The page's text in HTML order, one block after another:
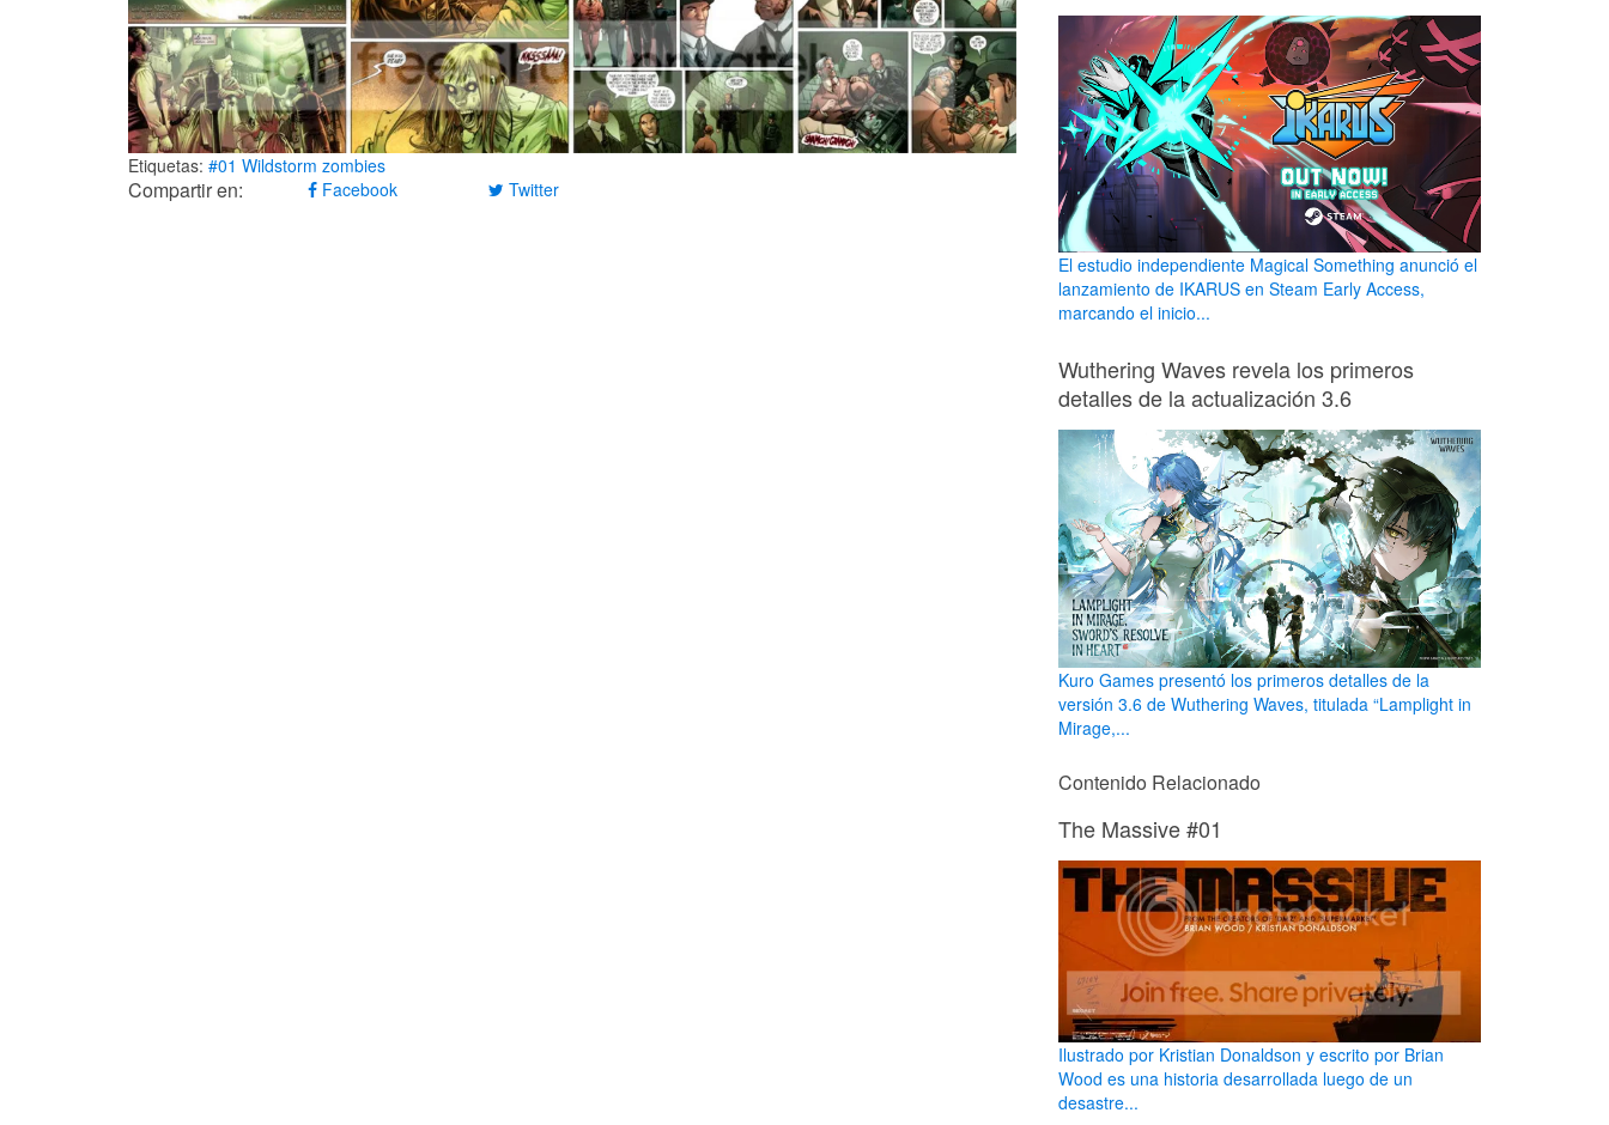
Etiquetas: #01 Wildstorm zombies
Compartir en: Facebook Twitter
El estudio independiente Magical Something anunció el
lanzamiento de IKARUS en Steam Early Access,
marcando el inicio...
Wuthering Waves revela los primeros
detalles de la actualización 3.6
Kuro Games presentó los primeros detalles de la
versión 3.6 de Wuthering Waves, titulada “Lamplight in
Mirage,...
Contenido Relacionado
The Massive #01
Ilustrado por Kristian Donaldson y escrito por Brian
Wood es una historia desarrollada luego de un
desastre...